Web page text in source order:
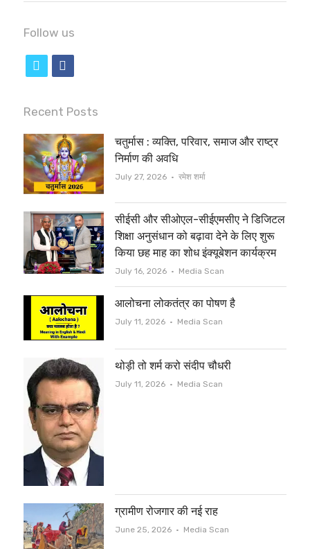
Follow us
i
t
t
e
r
c
e
b
o
o
k
Recent Posts
चतुर्मास : व्यक्ति, परिवार, समाज और राष्ट्र
निर्माण की अवधि
July 27, 2026 Author
रमेश शर्मा
सीईसी और सीओएल-सीईएमसीए ने डिजिटल
शिक्षा अनुसंधान को बढ़ावा देने के लिए शुरू
किया छह माह का शोध इंक्यूबेशन कार्यक्रम
July 16, 2026 Author
Media Scan
आलोचना लोकतंत्र का पोषण है
July 11, 2026 Author
Media Scan
थोड़ी तो शर्म करो संदीप चौधरी
July 11, 2026 Author
Media Scan
ग्रामीण रोजगार की नई राह
June 25, 2026 Author
Media Scan